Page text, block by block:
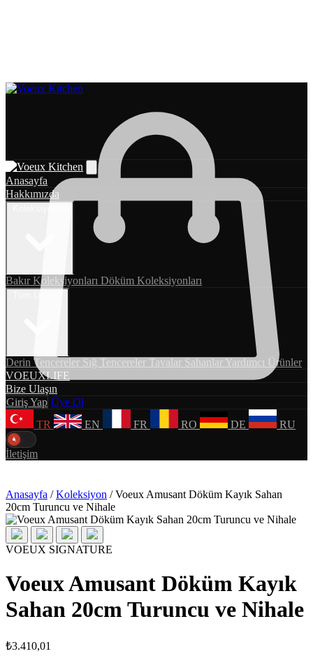
Anasayfa
Hakkımızda
Bakır Koleksiyonları Döküm Koleksiyonları
Derin Tencereler Sığ Tencereler Tavalar Sahanlar Yardımcı Ürünler
VOEUXLIFE
Bize Ulaşın
Giriş Yap Üye Ol
TR
EN FR RO DE RU
İletişim
Anasayfa / Koleksiyon / Voeux Amusant Döküm Kayık Sahan
20cm Turuncu ve Nihale
VOEUX SIGNATURE
Voeux Amusant Döküm Kayık
Sahan 20cm Turuncu ve Nihale
₺3.410,01